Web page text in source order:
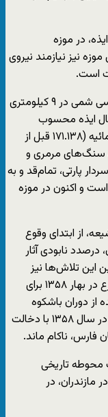
در موزه
نیز نیازمند نیروی
است.
او همچنین خبر داد که در محوطه باستان‌شناسی شمی در ۹ کیلومتری
ایذه محسوب
می‌شود، تاکنون آثار باستانی متعلق به دوره الیمائیه (۱۷۱.۱۳۸ قبل از
سنگ‌های مرمری و
پارتی، تمام‌قد و به
برنز است و اکنون در موزه
از ابتدای وقوع
درصدد نابودی آثار
این تلاش‌ها نیز
می‌توان به برنامه‌ریزی صادق خلخالی، حاکم شرع در بهار ۱۳۵۸ برای
از دوران باشکوه
هخامنشیان و مقبره کورش کبیر اشاره کرد که در سال ۱۳۵۸ با دخالت
فارس، ناکام ماند.
محوطه تاریخی
مازندران، در